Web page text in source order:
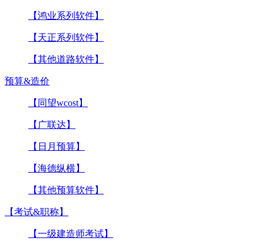
【鸿业系列软件】
【天正系列软件】
【其他道路软件】
预算&造价
【同望wcost】
【广联达】
【日月预算】
【海德纵横】
【其他预算软件】
【考试&职称】
【一级建造师考试】